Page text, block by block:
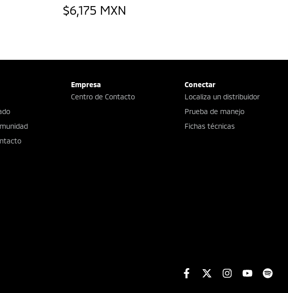
$6,175 MXN
Empresa
Centro de Contacto
Conectar
Localiza un distribuidor
Prueba de manejo
Fichas técnicas